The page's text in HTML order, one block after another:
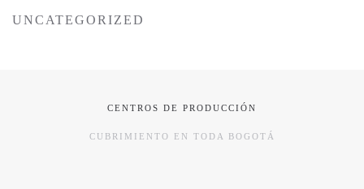
UNCATEGORIZED
CENTROS DE PRODUCCIÓN
CUBRIMIENTO EN TODA BOGOTÁ